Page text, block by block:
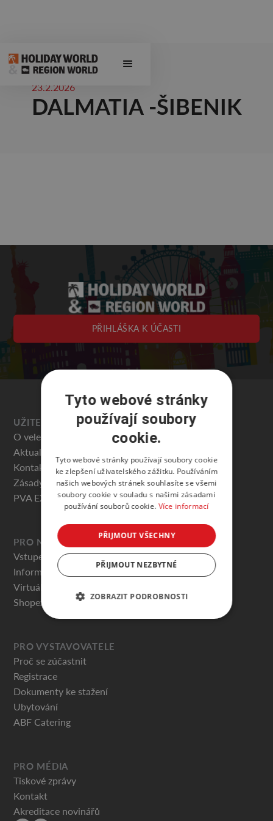
23.2.2026
DALMATIA -ŠIBENIK
PŘIHLÁŠKA K ÚČASTI
UŽITEČNÉ
O veletrhu
Aktuality
Kontakty
Zásady ochrany osobních údajů
PVA EXPO PRAHA
PRO NÁVŠTĚVNÍKY
Vstupenky
Informace pro návštěvníky
Virtuální prohlídky
Shopex.cz
PRO VYSTAVOVATELE
Proč se zúčastnit
Registrace
Dokumenty ke stažení
Ubytování
ABF Catering
PRO MÉDIA
Tiskové zprávy
Kontakt
Akreditace novinářů
Tyto webové stránky
používají soubory
cookie.
Tyto webové stránky používají soubory cookie
ke zlepšení uživatelského zážitku. Používáním
našich webových stránek souhlasíte se všemi
soubory cookie v souladu s našimi zásadami
používání souborů cookie. Více informací
PŘIJMOUT VŠECHNY
PŘIJMOUT NEZBYTNÉ
ZOBRAZIT PODROBNOSTI